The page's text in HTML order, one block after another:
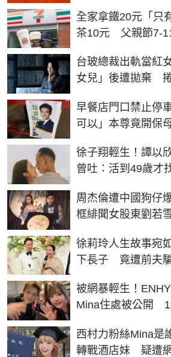
全家拿鐵20元「只
茶10元 父親節7-
台玻總裁出軌當紅
女兒」後遭拋棄
早餐店門口禁止停
可以」本尊竟開保
徐子翔輕生！譚以
曾吐：活到49歲才
周杰倫遭中國狗仔
框緋聞女股東劉若
徐莉玲人生故事宛
下長子 竟遭前夫
被網暴輕生！
Mina住處被公開 1
西村力粉絲Mina是
轉戰酒店妹 疑遭